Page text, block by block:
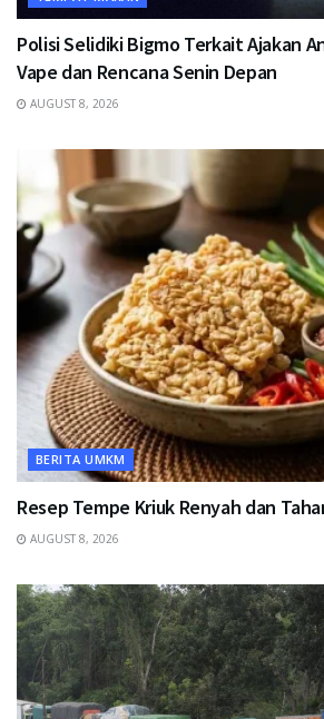
Polisi Selidiki Bigmo Terkait Ajakan
Vape dan Rencana Senin Depan
AUGUST 8, 2026
BERITA UMKM
Resep Tempe Kriuk Renyah dan
AUGUST 8, 2026